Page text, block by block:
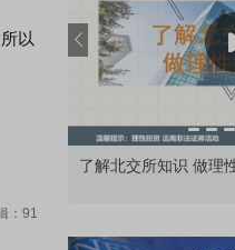
以
：91
做理性投资者